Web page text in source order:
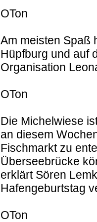
OTon
Am meisten Spaß
Hüpfburg und auf
Organisation
OTon
Die Michelwiese
an diesem
Fischmarkt zu
Überseebrücke
erklärt Sören
Hafengeburtstag
OTon